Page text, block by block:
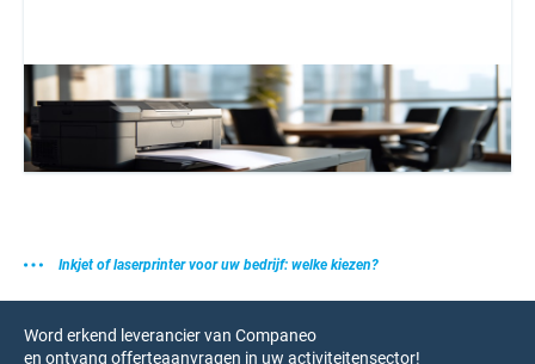
Inkjet of laserprinter voor uw bedrijf: welke kiezen?
Word erkend leverancier van Companeo
en ontvang offerteaanvragen in uw activiteitensector!